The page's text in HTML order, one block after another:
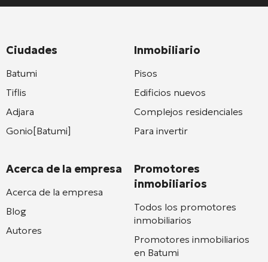
Ciudades
Batumi
Tiflis
Adjara
Gonio[Batumi]
Acerca de la empresa
Acerca de la empresa
Blog
Autores
Inmobiliario
Pisos
Edificios nuevos
Complejos residenciales
Para invertir
Promotores
inmobiliarios
Todos los promotores
inmobiliarios
Promotores inmobiliarios
en Batumi